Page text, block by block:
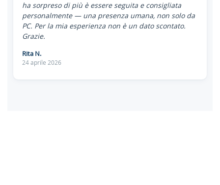
ha sorpreso di più è essere seguita e consigliata
personalmente — una presenza umana, non solo da
PC. Per la mia esperienza non è un dato scontato.
Grazie.
Rita N.
24 aprile 2026